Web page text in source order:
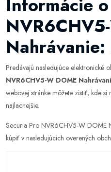
Predávajú nasledujúce elektronické
NVR6CHV5-W DOME
webovej stránke môžete zistiť, kde
najlacnejšie.
Securia Pro NVR6CHV5-W DOME
kúpiť v nasledujúcich overených